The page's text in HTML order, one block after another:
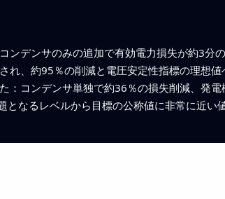
デンサのみの追加で有効電力損失が約3分
、約95％の削減と電圧安定性指標の理想
：コンデンサ単独で約36％の損失削減、発
なるレベルから目標の公称値に非常に近い